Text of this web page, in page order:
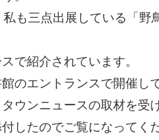
も三点出展している「野
で紹介されています。
のエントランスで開催し
ウンニュースの取材を受
したのでご覧になってく